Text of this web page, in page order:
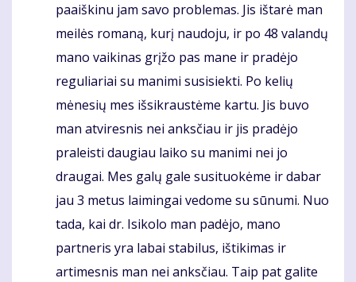
paaiškinu jam savo problemas. Jis ištarė man
meilės romaną, kurį naudoju, ir po 48 valandų
mano vaikinas grįžo pas mane ir pradėjo
reguliariai su manimi susisiekti. Po kelių
mėnesių mes išsikraustėme kartu. Jis buvo
man atviresnis nei anksčiau ir jis pradėjo
praleisti daugiau laiko su manimi nei jo
draugai. Mes galų gale susituokėme ir dabar
jau 3 metus laimingai vedome su sūnumi. Nuo
tada, kai dr. Isikolo man padėjo, mano
partneris yra labai stabilus, ištikimas ir
artimesnis man nei anksčiau. Taip pat galite